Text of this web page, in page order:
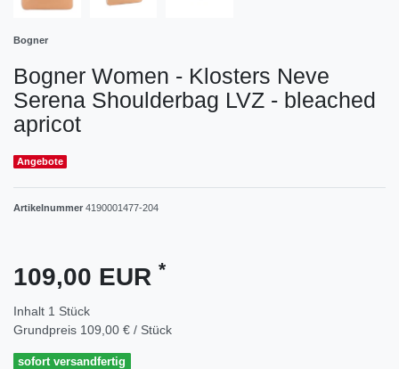
Bogner
Bogner Women - Klosters Neve
Serena Shoulderbag LVZ - bleached
apricot
Angebote
Artikelnummer 4190001477-204
109,00 EUR *
Inhalt 1 Stück
Grundpreis 109,00 € / Stück
sofort versandfertig